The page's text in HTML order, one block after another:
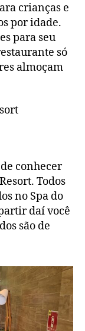
crianças e
por idade.
para seu
só
almoçam
conhecer
Todos
no Spa do
daí você
são de